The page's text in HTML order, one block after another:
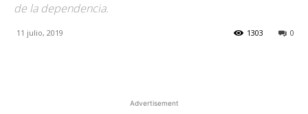
de la dependencia.
11 julio, 2019 0
1303
Advertisement